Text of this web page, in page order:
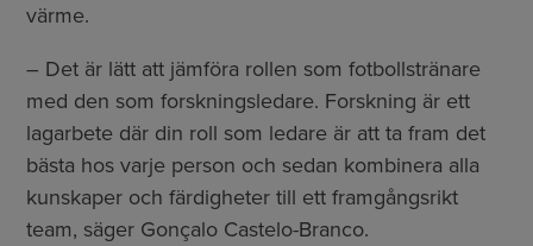
värme.
– Det är lätt att jämföra rollen som fotbollstränare
med den som forskningsledare. Forskning är ett
lagarbete där din roll som ledare är att ta fram det
bästa hos varje person och sedan kombinera alla
kunskaper och färdigheter till ett framgångsrikt
team, säger Gonçalo Castelo-Branco.